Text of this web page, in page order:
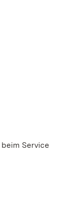
Service